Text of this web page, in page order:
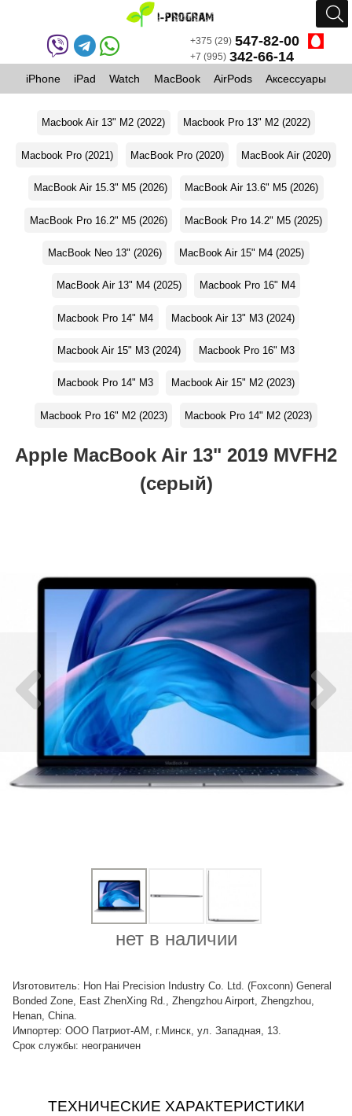
+375 (29) 547-82-00
+7 (995) 342-66-14
iPhone iPad Watch MacBook AirPods Аксессуары
Macbook Air 13" M2 (2022) Macbook Pro 13" M2 (2022)
Macbook Pro (2021) MacBook Pro (2020) MacBook Air (2020)
MacBook Air 15.3" M5 (2026) MacBook Air 13.6" M5 (2026)
MacBook Pro 16.2" M5 (2026) MacBook Pro 14.2" M5 (2025)
MacBook Neo 13" (2026) MacBook Air 15" M4 (2025)
MacBook Air 13" M4 (2025) Macbook Pro 16" M4
Macbook Pro 14" M4 Macbook Air 13" M3 (2024)
Macbook Air 15" M3 (2024) Macbook Pro 16" M3
Macbook Pro 14" M3 Macbook Air 15" M2 (2023)
Macbook Pro 16" M2 (2023) Macbook Pro 14" M2 (2023)
Apple MacBook Air 13" 2019 MVFH2
(серый)
нет в наличии
Изготовитель: Hon Hai Precision Industry Co. Ltd. (Foxconn) General
Bonded Zone, East ZhenXing Rd., Zhengzhou Airport, Zhengzhou,
Henan, China.
Импортер: ООО Патриот-АМ, г.Минск, ул. Западная, 13.
Срок службы: неограничен
ТЕХНИЧЕСКИЕ ХАРАКТЕРИСТИКИ